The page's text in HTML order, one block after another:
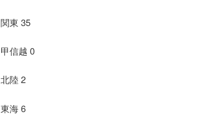
関東 35
甲信越 0
北陸 2
東海 6